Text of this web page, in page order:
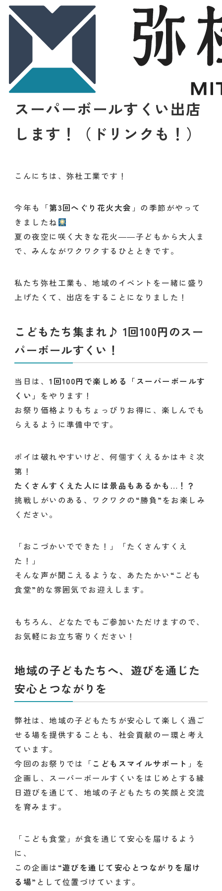
【第3回へぐり花火大会】
スーパーボールすくい出店
します！（ドリンクも！）
こんにちは、弥杜工業です！
今年も「第3回へぐり花火大会 」の季節がやって
きましたね
夏の夜空に咲く大きな花火――子どもから大人ま
で、みんながワクワクするひとときです。
私たち弥杜工業も、地域のイベントを一緒に盛り
上げたくて、出店をすることになりました！
こどもたち集まれ♪ 1回100円のスー
パーボールすくい！
当日は、1回100円で楽しめる「スーパーボールす
くい」 をやります！
お祭り価格よりもちょっぴりお得に、楽しんでも
らえるように準備中です。
ポイは破れやすいけど、何個すくえるかはキミ次
第！
たくさんすくえた人には景品もあるかも…！？
挑戦しがいのある、ワクワクの“勝負”をお楽しみ
ください。
「おこづかいでできた！」「たくさんすくえ
た！」
そんな声が聞こえるような、あたたかい“こども
食堂”的な雰囲気でお迎えします。
もちろん、どなたでもご参加いただけますので、
お気軽にお立ち寄りください！
地域の子どもたちへ、遊びを通じた
安心とつながりを
弊社は、地域の子どもたちが安心して楽しく過ご
せる場を提供することも、社会貢献の一環と考え
ています。
今回のお祭りでは「こどもスマイルサポート 」を
企画し、スーパーボールすくいをはじめとする縁
日遊びを通じて、地域の子どもたちの笑顔と交流
を育みます。
「こども食堂」が食を通じて安心を届けるよう
に、
この企画は“遊びを通じて安心とつながりを届け
る場”として位置づけています。